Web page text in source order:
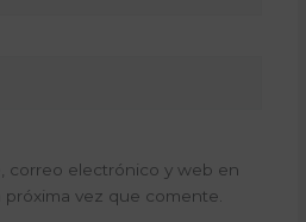
correo electrónico y web en
próxima vez que comente.